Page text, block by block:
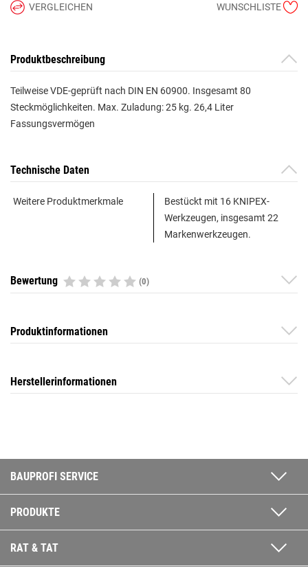
VERGLEICHEN WUNSCHLISTE
Produktbeschreibung
Teilweise VDE-geprüft nach DIN EN 60900. Insgesamt 80
Steckmöglichkeiten. Max. Zuladung: 25 kg. 26,4 Liter
Fassungsvermögen
Technische Daten
Weitere Produktmerkmale
Bestückt mit 16 KNIPEX-
Werkzeugen, insgesamt 22
Markenwerkzeugen.
Bewertung (0)
Produktinformationen
Herstellerinformationen
BAUPROFI SERVICE
PRODUKTE
RAT & TAT